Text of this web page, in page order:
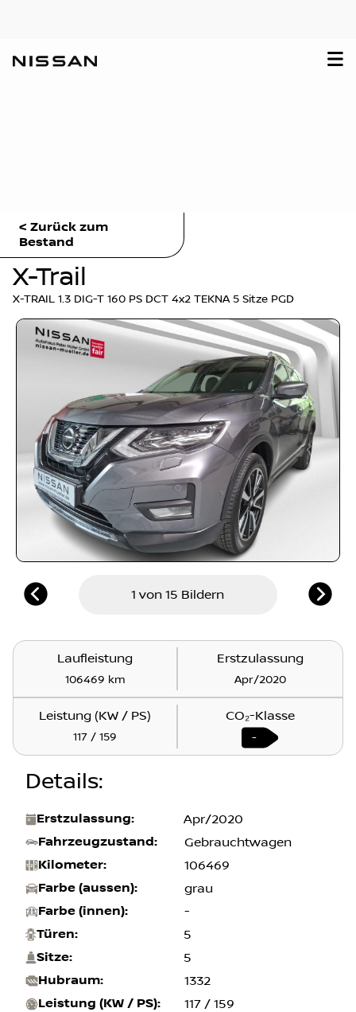
< Zurück zum
Bestand
X-Trail
X-TRAIL 1.3 DIG-T 160 PS DCT 4x2 TEKNA 5 Sitze PGD
1 von 15 Bildern
106469 km Apr/2020
117 / 159
Details:
Erstzulassung Apr/2020
Fahrzeugzustand Gebrauchtwagen
Kilometer: 106469
Farbe (aussen) grau
Farbe (innen) -
Türen: 5
Sitze: 5